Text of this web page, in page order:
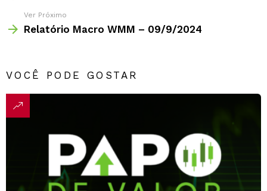
Ver Próximo
Relatório Macro WMM – 09/9/2024
VOCÊ PODE GOSTAR